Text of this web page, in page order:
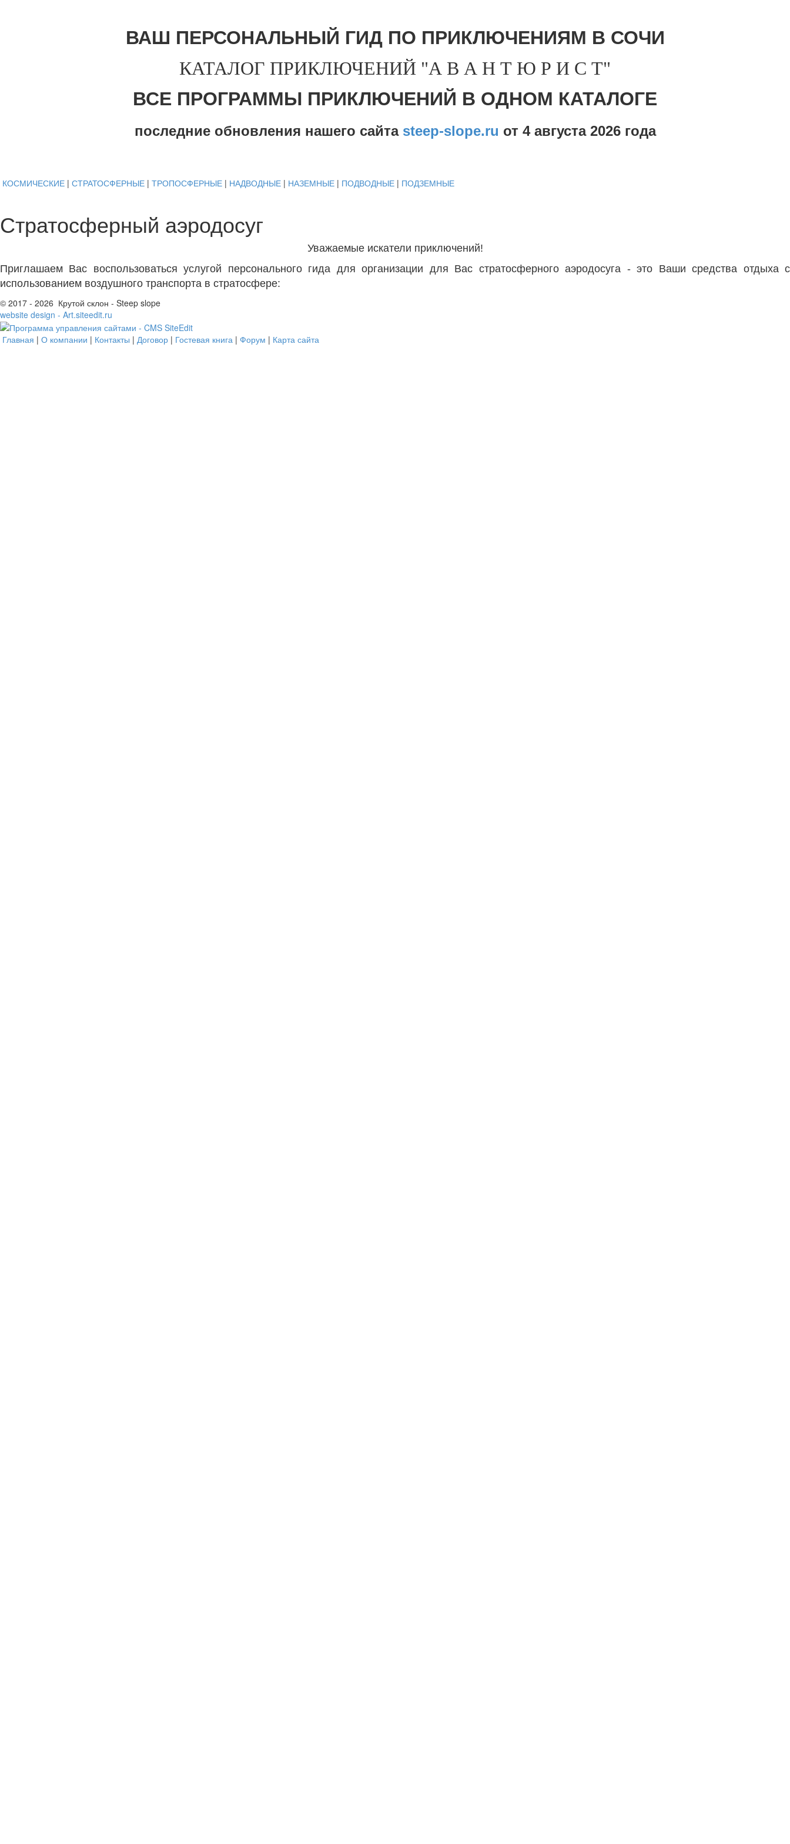
ВАШ ПЕРСОНАЛЬНЫЙ ГИД ПО ПРИКЛЮЧЕНИЯМ В СОЧИ
КАТАЛОГ ПРИКЛЮЧЕНИЙ "А В А Н Т Ю Р И С Т"
ВСЕ ПРОГРАММЫ ПРИКЛЮЧЕНИЙ В ОДНОМ КАТАЛОГЕ
последние обновления нашего сайта steep-slope.ru от 4 августа 2026 года
КОСМИЧЕСКИЕ | СТРАТОСФЕРНЫЕ | ТРОПОСФЕРНЫЕ | НАДВОДНЫЕ | НАЗЕМНЫЕ | ПОДВОДНЫЕ | ПОДЗЕМНЫЕ
Стратосферный аэродосуг
Уважаемые искатели приключений!
Приглашаем Вас воспользоваться услугой персонального гида для организации для Вас стратосферного аэродосуга - это Ваши средства отдыха с
использованием воздушного транспорта в стратосфере:
© 2017 - 2026 Крутой склон - Steep slope
website design - Art.siteedit.ru
Главная | О компании | Контакты | Договор | Гостевая книга | Форум | Карта сайта